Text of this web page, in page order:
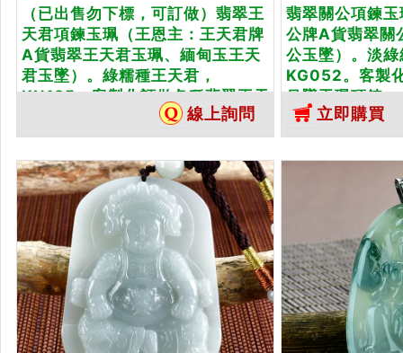
（已出售勿下標，可訂做）翡翠王
天君項鍊玉珮（王恩主：王天君牌
A貨翡翠王天君玉珮、緬甸玉王天
君玉墜）。綠糯種王天君，
KN185。客製化訂做各種翡翠王天
線上詢問
翡翠關公項鍊
公牌A貨翡翠關
公玉墜）。淡
KG052。客製
吊墜玉珮項鍊
書
立即購買